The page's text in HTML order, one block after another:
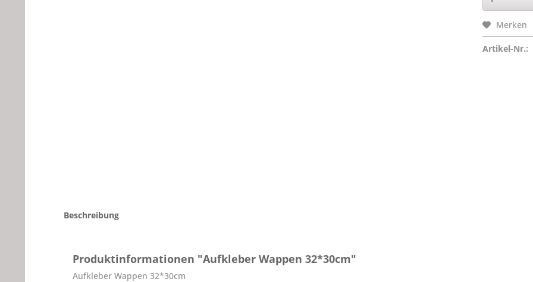
Merken
Artikel-Nr.:
Beschreibung
Produktinformationen "Aufkleber Wappen 32*30cm"
Aufkleber Wappen 32*30cm